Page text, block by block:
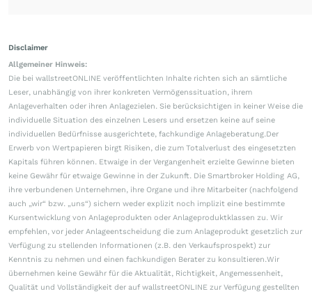
Disclaimer
Allgemeiner Hinweis:
Die bei wallstreetONLINE veröffentlichten Inhalte richten sich an sämtliche
Leser, unabhängig von ihrer konkreten Vermögenssituation, ihrem
Anlageverhalten oder ihren Anlagezielen. Sie berücksichtigen in keiner Weise die
individuelle Situation des einzelnen Lesers und ersetzen keine auf seine
individuellen Bedürfnisse ausgerichtete, fachkundige Anlageberatung.Der
Erwerb von Wertpapieren birgt Risiken, die zum Totalverlust des eingesetzten
Kapitals führen können. Etwaige in der Vergangenheit erzielte Gewinne bieten
keine Gewähr für etwaige Gewinne in der Zukunft. Die Smartbroker Holding AG,
ihre verbundenen Unternehmen, ihre Organe und ihre Mitarbeiter (nachfolgend
auch „wir“ bzw. „uns“) sichern weder explizit noch implizit eine bestimmte
Kursentwicklung von Anlageprodukten oder Anlageproduktklassen zu. Wir
empfehlen, vor jeder Anlageentscheidung die zum Anlageprodukt gesetzlich zur
Verfügung zu stellenden Informationen (z.B. den Verkaufsprospekt) zur
Kenntnis zu nehmen und einen fachkundigen Berater zu konsultieren.Wir
übernehmen keine Gewähr für die Aktualität, Richtigkeit, Angemessenheit,
Qualität und Vollständigkeit der auf wallstreetONLINE zur Verfügung gestellten